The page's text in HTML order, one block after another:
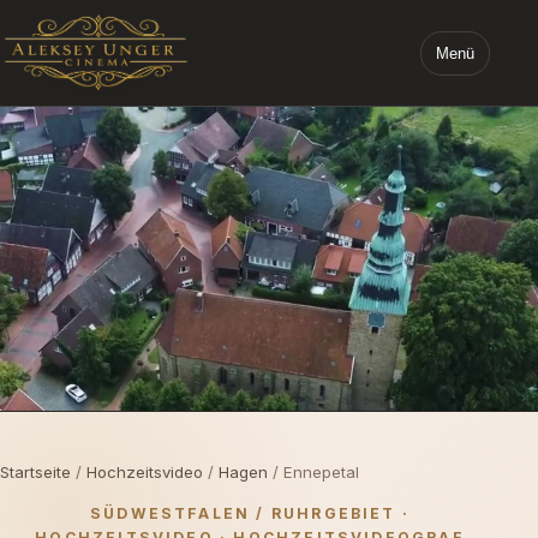
STARTSEITE ALEKSEY UNGER CINEMA Menü
Startseite / Hochzeitsvideo / Hagen / Ennepetal
SÜDWESTFALEN / RUHRGEBIET ·